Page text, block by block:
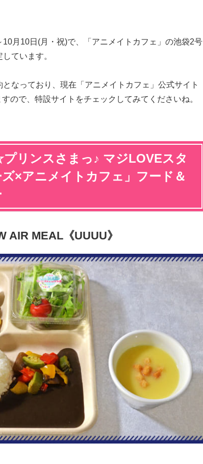
月10日(月・祝)で、「アニメイトカフェ」の池袋2号
ています。
なっており、現在「アニメイトカフェ」公式サイト
ので、特設サイトをチェックしてみてくださいね。
プリンスさまっ♪ マジLOVEスタ
×アニメイトカフェ」フード＆
MEAL《UUUU》